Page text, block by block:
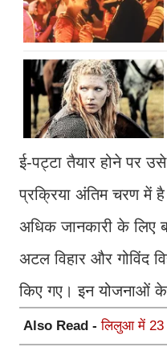
ई-पट्टा तैयार होने पर
प्रक्रिया अंतिम चरण में
अधिक जानकारी के लिए
अटल विहार और गोविंद
किए गए। इन योजनाओं के
Also Read -लिलुआ में 23